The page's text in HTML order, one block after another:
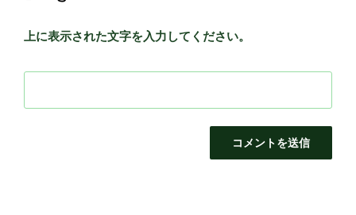
上に表示された文字を入力してください。